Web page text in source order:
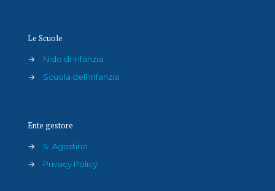
Le Scuole
→
Nido di infanzia
→
Scuola dell'infanzia
Ente gestore
→
S. Agostino
→
Privacy Policy